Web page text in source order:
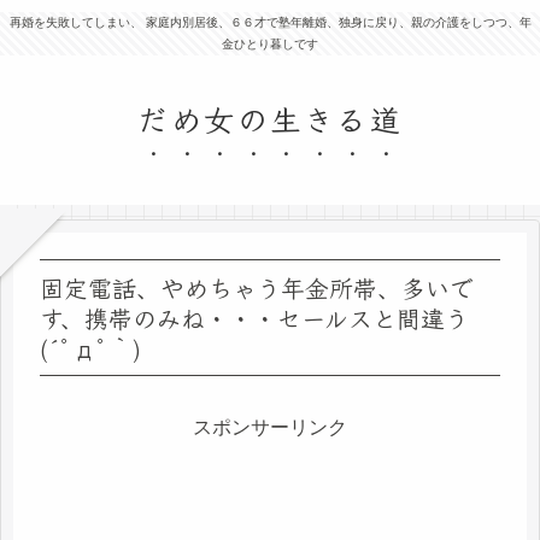
再婚を失敗してしまい、 家庭内別居後、６６才で塾年離婚、独身に戻り、親の介護をしつつ、年
金ひとり暮しです
だめ女の生きる道
固定電話、やめちゃう年金所帯、多いで
す、携帯のみね・・・セールスと間違う
(´ﾟдﾟ｀)
スポンサーリンク